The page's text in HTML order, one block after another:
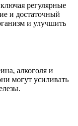
регулярные
и достаточный
и улучшить
алкоголя и
могут усиливать